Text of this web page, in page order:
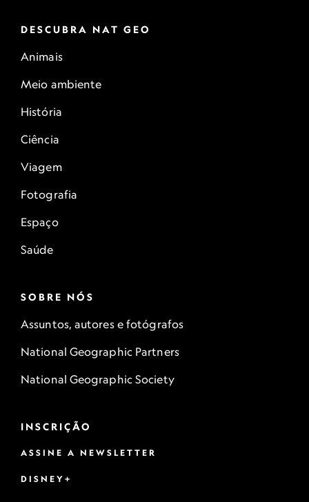
DESCUBRA NAT GEO
Animais
Meio ambiente
História
Ciência
Viagem
Fotografia
Espaço
Saúde
SOBRE NÓS
Assuntos, autores e fotógrafos
National Geographic Partners
National Geographic Society
INSCRIÇÃO
ASSINE A NEWSLETTER
DISNEY+